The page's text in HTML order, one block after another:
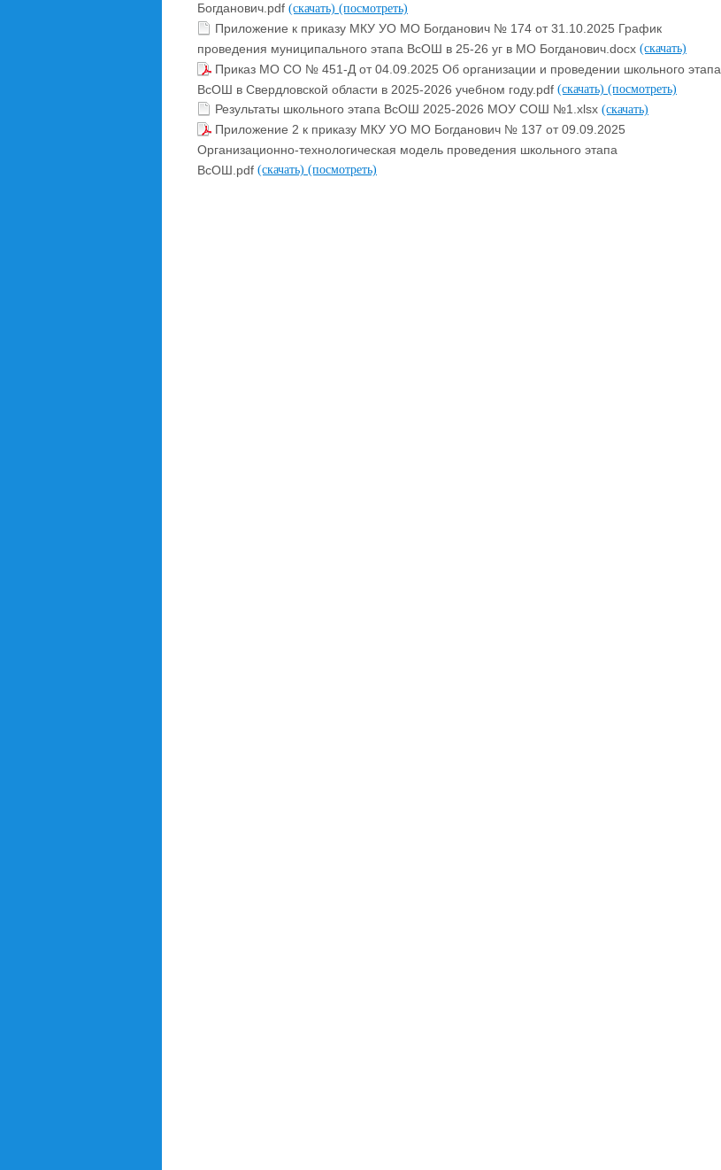
Богданович.pdf (скачать) (посмотреть)
Приложение к приказу МКУ УО МО Богданович № 174 от 31.10.2025 График
проведения муниципального этапа ВсОШ в 25-26 уг в МО Богданович.docx (скачать)
Приказ МО СО № 451-Д от 04.09.2025 Об организации и проведении школьного этапа
ВсОШ в Свердловской области в 2025-2026 учебном году.pdf (скачать) (посмотреть)
Результаты школьного этапа ВсОШ 2025-2026 МОУ СОШ №1.xlsx (скачать)
Приложение 2 к приказу МКУ УО МО Богданович № 137 от 09.09.2025
Организационно-технологическая модель проведения школьного этапа
ВсОШ.pdf (скачать) (посмотреть)